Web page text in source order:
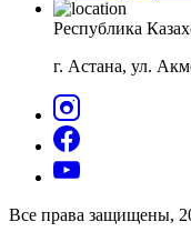
Республика
г. Астана, ул.
Все права защищены,